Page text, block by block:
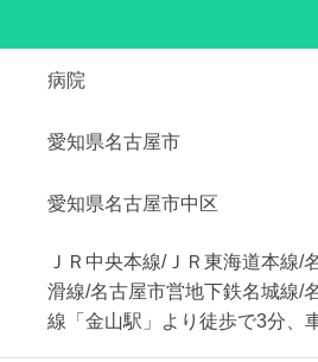
病院
愛知県名古屋市
愛知県名古屋市中区
ＪＲ中央本線/ＪＲ東海道本線/
滑線/名古屋市営地下鉄名城線/
線「金山駅」より徒歩で3分、